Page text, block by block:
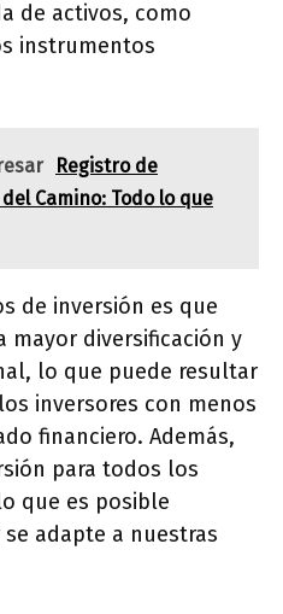
de activos, como
instrumentos
Registro de
Camino: Todo lo que
de inversión es que
mayor diversificación y
lo que puede resultar
inversores con menos
financiero. Además,
para todos los
que es posible
adapte a nuestras